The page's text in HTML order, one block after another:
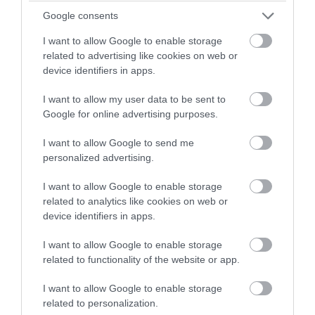
Google consents
I want to allow Google to enable storage
related to advertising like cookies on web or
device identifiers in apps.
I want to allow my user data to be sent to
Google for online advertising purposes.
I want to allow Google to send me
personalized advertising.
I want to allow Google to enable storage
related to analytics like cookies on web or
device identifiers in apps.
I want to allow Google to enable storage
related to functionality of the website or app.
I want to allow Google to enable storage
related to personalization.
Google News
Διαβάστε όλες τιςειδήσεις για την Εύβοια
Διαβάστε όλες τις
τελευταίες ειδήσεις για την
Ελλάδακαι τονΚόσμοστοevima.gr
TAGS: F 35 ΚΥΡΩΣΕΙΣ
ΝΤΟΝΑΛΝΤ ΤΡΑΜΠ
ΡΕΤΖΕΠ ΤΑΓΙΠ ΕΡΝΤΟΓΑΝ